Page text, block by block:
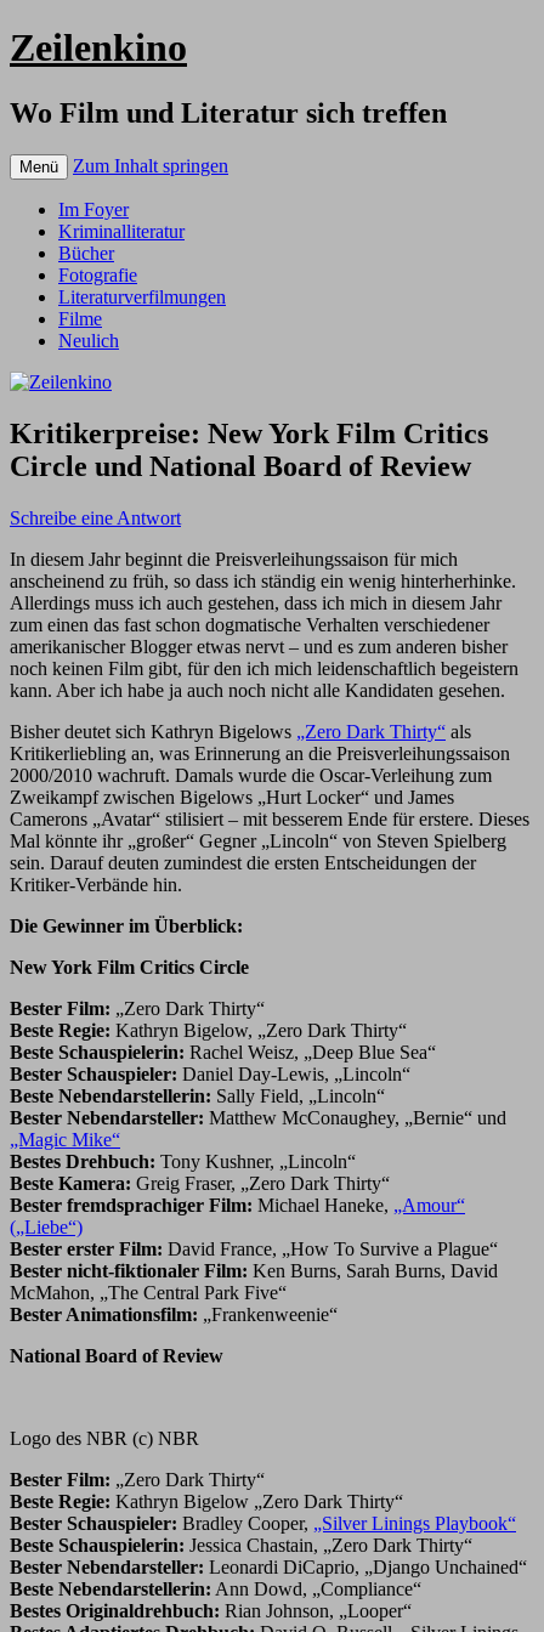
Zeilenkino
Wo Film und Literatur sich treffen
Menü Zum Inhalt springen
Im Foyer
Kriminalliteratur
Bücher
Fotografie
Literaturverfilmungen
Filme
Neulich
Kritikerpreise: New York Film Critics
Circle und National Board of Review
Schreibe eine Antwort
In diesem Jahr beginnt die Preisverleihungssaison für mich
anscheinend zu früh, so dass ich ständig ein wenig hinterherhinke.
Allerdings muss ich auch gestehen, dass ich mich in diesem Jahr
zum einen das fast schon dogmatische Verhalten verschiedener
amerikanischer Blogger etwas nervt – und es zum anderen bisher
noch keinen Film gibt, für den ich mich leidenschaftlich begeistern
kann. Aber ich habe ja auch noch nicht alle Kandidaten gesehen.
Bisher deutet sich Kathryn Bigelows „Zero Dark Thirty“ als
Kritikerliebling an, was Erinnerung an die Preisverleihungssaison
2000/2010 wachruft. Damals wurde die Oscar-Verleihung zum
Zweikampf zwischen Bigelows „Hurt Locker“ und James
Camerons „Avatar“ stilisiert – mit besserem Ende für erstere. Dieses
Mal könnte ihr „großer“ Gegner „Lincoln“ von Steven Spielberg
sein. Darauf deuten zumindest die ersten Entscheidungen der
Kritiker-Verbände hin.
Die Gewinner im Überblick:
New York Film Critics Circle
Bester Film: „Zero Dark Thirty“
Beste Regie: Kathryn Bigelow, „Zero Dark Thirty“
Beste Schauspielerin: Rachel Weisz, „Deep Blue Sea“
Bester Schauspieler: Daniel Day-Lewis, „Lincoln“
Beste Nebendarstellerin: Sally Field, „Lincoln“
Bester Nebendarsteller: Matthew McConaughey, „Bernie“ und
„Magic Mike“
Bestes Drehbuch: Tony Kushner, „Lincoln“
Beste Kamera: Greig Fraser, „Zero Dark Thirty“
Bester fremdsprachiger Film: Michael Haneke, „Amour“
(„Liebe“)
Bester erster Film: David France, „How To Survive a Plague“
Bester nicht-fiktionaler Film: Ken Burns, Sarah Burns, David
McMahon, „The Central Park Five“
Bester Animationsfilm: „Frankenweenie“
National Board of Review
Logo des NBR (c) NBR
Bester Film: „Zero Dark Thirty“
Beste Regie: Kathryn Bigelow „Zero Dark Thirty“
Bester Schauspieler: Bradley Cooper, „Silver Linings Playbook“
Beste Schauspielerin: Jessica Chastain, „Zero Dark Thirty“
Bester Nebendarsteller: Leonardi DiCaprio, „Django Unchained“
Beste Nebendarstellerin: Ann Dowd, „Compliance“
Bestes Originaldrehbuch: Rian Johnson, „Looper“